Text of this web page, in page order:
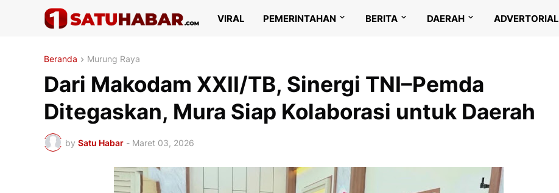
VIRAL PEMERINTAHAN BERITA DAERAH ADVERTORIAL
Beranda Murung Raya
Dari Makodam XXII/TB, Sinergi TNI–Pemda
Ditegaskan, Mura Siap Kolaborasi untuk Daerah
by Satu Habar - Maret 03, 2026